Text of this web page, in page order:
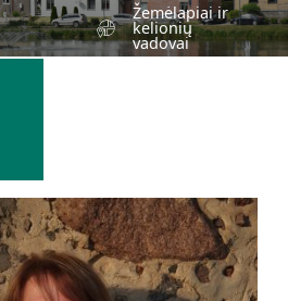
Žemėlapiai ir
kelionių
vadovai